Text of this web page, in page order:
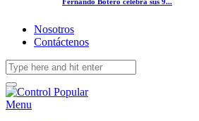
Nosotros
Contáctenos
Menu